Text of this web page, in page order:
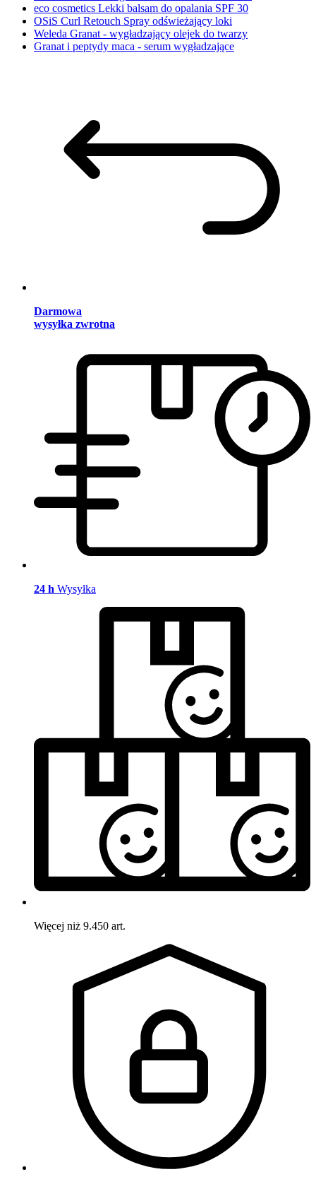
eco cosmetics Lekki balsam do opalania SPF 30
OSiS Curl Retouch Spray odświeżający loki
Weleda Granat - wygładzający olejek do twarzy
Granat i peptydy maca - serum wygładzające
Darmowa
wysyłka zwrotna
24 h Wysyłka
Więcej niż 9.450 art.